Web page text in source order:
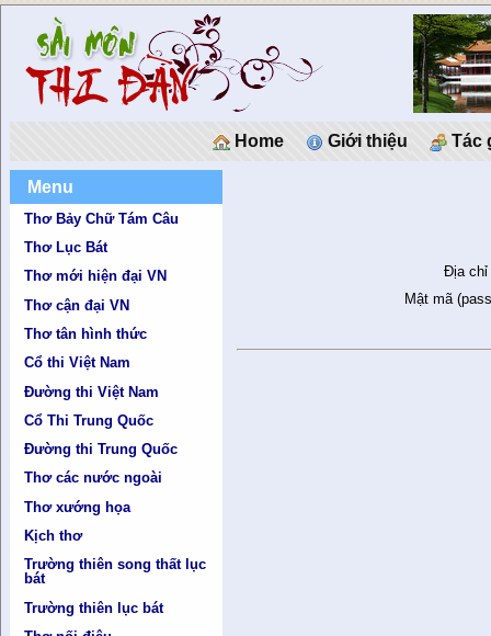
Home Giới thiệu Tác
Menu
Thơ Bảy Chữ Tám Câu
Thơ Lục Bát
Thơ mới hiện đại VN
Thơ cận đại VN
Thơ tân hình thức
Cổ thi Việt Nam
Đường thi Việt Nam
Cổ Thi Trung Quốc
Đường thi Trung Quốc
Thơ các nước ngoài
Thơ xướng họa
Kịch thơ
Trường thiên song thất lục
bát
Trường thiên lục bát
Địa chỉ
Mật mã